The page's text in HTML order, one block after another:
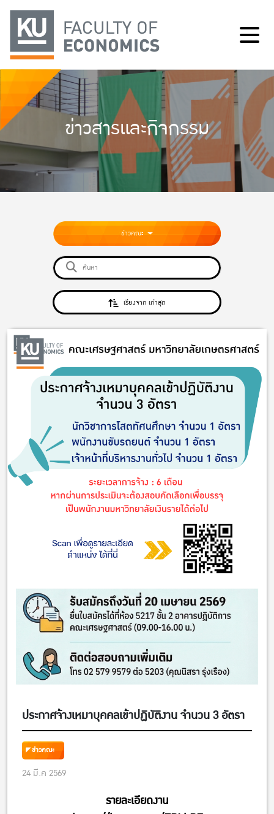
ข่าวสารและกิจกรรม
ข่าวคณะ
เรียงจาก เก่าสุด
ประกาศจ้างเหมาบุคคลเข้าปฏิบัติงาน จำนวน 3 อัตรา
ข่าวคณะ
24 มี.ค 2569
รายละเอียดงาน